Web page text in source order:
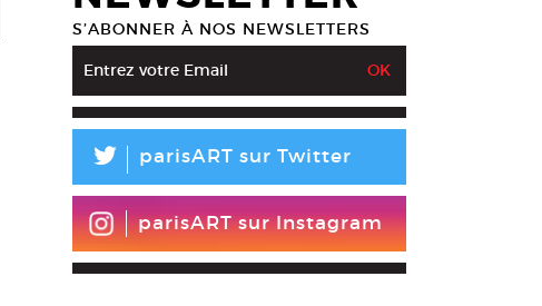
S’ABONNER À NOS NEWSLETTERS
L parisART sur Twitter
parisART sur Instagram